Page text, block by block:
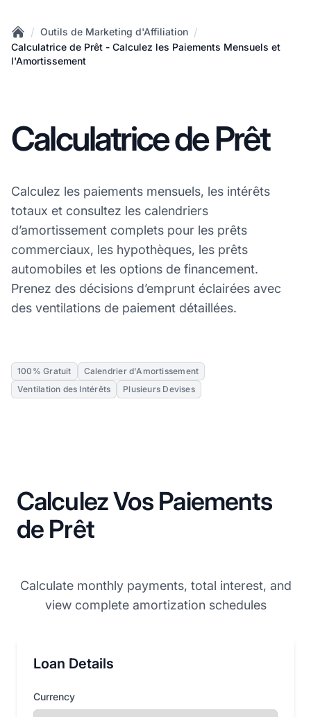
Home
/ Outils de Marketing d'Affiliation /
Calculatrice de Prêt - Calculez les Paiements Mensuels et
l'Amortissement
Calculatrice de Prêt
Calculez les paiements mensuels, les intérêts
totaux et consultez les calendriers
d’amortissement complets pour les prêts
commerciaux, les hypothèques, les prêts
automobiles et les options de financement.
Prenez des décisions d’emprunt éclairées avec
des ventilations de paiement détaillées.
100% Gratuit
Calendrier d'Amortissement
Ventilation des Intérêts
Plusieurs Devises
Calculez Vos Paiements
de Prêt
Calculate monthly payments, total interest, and
view complete amortization schedules
Loan Details
Currency